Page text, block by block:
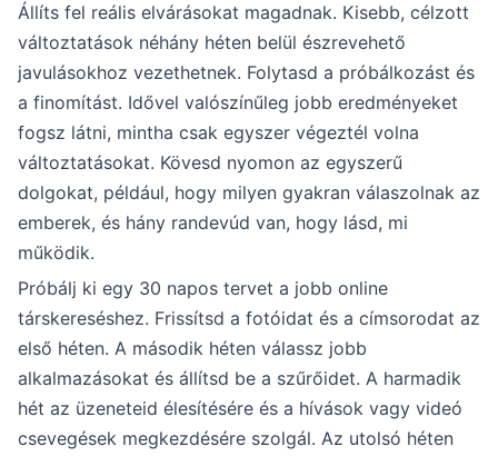
Állíts fel reális elvárásokat magadnak. Kisebb, célzott
változtatások néhány héten belül észrevehető
javulásokhoz vezethetnek. Folytasd a próbálkozást és
a finomítást. Idővel valószínűleg jobb eredményeket
fogsz látni, mintha csak egyszer végeztél volna
változtatásokat. Kövesd nyomon az egyszerű
dolgokat, például, hogy milyen gyakran válaszolnak az
emberek, és hány randevúd van, hogy lásd, mi
működik.
Próbálj ki egy 30 napos tervet a jobb online
társkereséshez. Frissítsd a fotóidat és a címsorodat az
első héten. A második héten válassz jobb
alkalmazásokat és állítsd be a szűrőidet. A harmadik
hét az üzeneteid élesítésére és a hívások vagy videó
csevegések megkezdésére szolgál. Az utolsó héten